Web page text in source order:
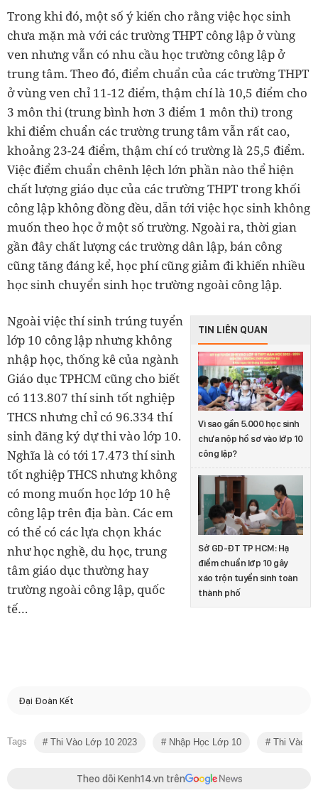
Trong khi đó, một số ý kiến cho rằng việc học sinh
chưa mặn mà với các trường THPT công lập ở vùng
ven nhưng vẫn có nhu cầu học trường công lập ở
trung tâm. Theo đó, điểm chuẩn của các trường THPT
ở vùng ven chỉ 11-12 điểm, thậm chí là 10,5 điểm cho
3 môn thi (trung bình hơn 3 điểm 1 môn thi) trong
khi điểm chuẩn các trường trung tâm vẫn rất cao,
khoảng 23-24 điểm, thậm chí có trường là 25,5 điểm.
Việc điểm chuẩn chênh lệch lớn phần nào thể hiện
chất lượng giáo dục của các trường THPT trong khối
công lập không đồng đều, dẫn tới việc học sinh không
muốn theo học ở một số trường. Ngoài ra, thời gian
gần đây chất lượng các trường dân lập, bán công
cũng tăng đáng kể, học phí cũng giảm đi khiến nhiều
học sinh chuyển sinh học trường ngoài công lập.
TIN LIÊN QUAN
Vì sao gần 5.000 học sinh
chưa nộp hồ sơ vào lớp 10
công lập?
Sở GD-ĐT TP HCM: Hạ
điểm chuẩn lớp 10 gây
xáo trộn tuyển sinh toàn
thành phố
Ngoài việc thí sinh trúng tuyển
lớp 10 công lập nhưng không
nhập học, thống kê của ngành
Giáo dục TPHCM cũng cho biết
có 113.807 thí sinh tốt nghiệp
THCS nhưng chỉ có 96.334 thí
sinh đăng ký dự thi vào lớp 10.
Nghĩa là có tới 17.473 thí sinh
tốt nghiệp THCS nhưng không
có mong muốn học lớp 10 hệ
công lập trên địa bàn. Các em
có thể có các lựa chọn khác
như học nghề, du học, trung
tâm giáo dục thường hay
trường ngoài công lập, quốc
tế…
Đại Đoàn Kết
Tags Thi Vào Lớp 10 2023 Nhập Học Lớp 10 Thi Vào
Theo dõi Kenh14.vn trên